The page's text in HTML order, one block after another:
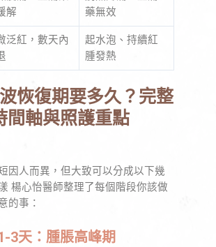
解
藥無效
泛紅，數天內
起水泡、持續紅
腫發熱
恢復期要多久？完整
間軸與照護重點
因人而異，但大致可以分成以下幾
楊心怡醫師整理了每個階段你該做
的事：
3天：腫脹高峰期